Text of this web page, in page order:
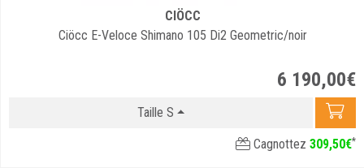
CIÖCC
Ciöcc E-Veloce Shimano 105 Di2 Geometric/noir
6 190,00€
Taille S
Cagnottez 309,50€*